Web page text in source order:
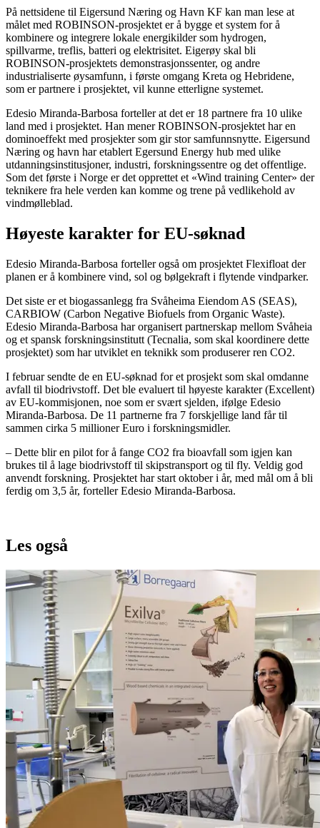
På nettsidene til Eigersund Næring og Havn KF kan man lese at
målet med ROBINSON-prosjektet er å bygge et system for å
kombinere og integrere lokale energikilder som hydrogen,
spillvarme, treflis, batteri og elektrisitet. Eigerøy skal bli
ROBINSON-prosjektets demonstrasjonssenter, og andre
industrialiserte øysamfunn, i første omgang Kreta og Hebridene,
som er partnere i prosjektet, vil kunne etterligne systemet.
Edesio Miranda-Barbosa forteller at det er 18 partnere fra 10 ulike
land med i prosjektet. Han mener ROBINSON-prosjektet har en
dominoeffekt med prosjekter som gir stor samfunnsnytte. Eigersund
Næring og havn har etablert Egersund Energy hub med ulike
utdanningsinstitusjoner, industri, forskningssentre og det offentlige.
Som det første i Norge er det opprettet et «Wind training Center» der
teknikere fra hele verden kan komme og trene på vedlikehold av
vindmølleblad.
Høyeste karakter for EU-søknad
Edesio Miranda-Barbosa forteller også om prosjektet Flexifloat der
planen er å kombinere vind, sol og bølgekraft i flytende vindparker.
Det siste er et biogassanlegg fra Svåheima Eiendom AS (SEAS),
CARBIOW (Carbon Negative Biofuels from Organic Waste).
Edesio Miranda-Barbosa har organisert partnerskap mellom Svåheia
og et spansk forskningsinstitutt (Tecnalia, som skal koordinere dette
prosjektet) som har utviklet en teknikk som produserer ren CO2.
I februar sendte de en EU-søknad for et prosjekt som skal omdanne
avfall til biodrivstoff. Det ble evaluert til høyeste karakter (Excellent)
av EU-kommisjonen, noe som er svært sjelden, ifølge Edesio
Miranda-Barbosa. De 11 partnerne fra 7 forskjellige land får til
sammen cirka 5 millioner Euro i forskningsmidler.
– Dette blir en pilot for å fange CO2 fra bioavfall som igjen kan
brukes til å lage biodrivstoff til skipstransport og til fly. Veldig god
anvendt forskning. Prosjektet har start oktober i år, med mål om å bli
ferdig om 3,5 år, forteller Edesio Miranda-Barbosa.
Les også